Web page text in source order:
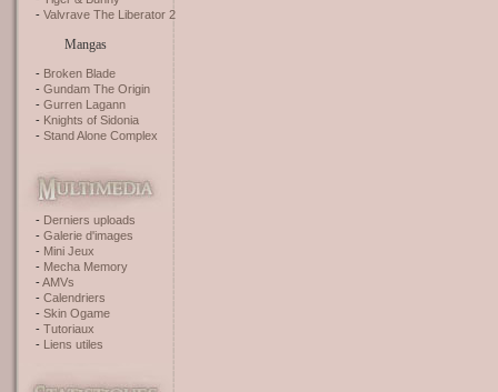
Valvrave The Liberator 2
Mangas
Broken Blade
Gundam The Origin
Gurren Lagann
Knights of Sidonia
Stand Alone Complex
Derniers uploads
Galerie d'images
Mini Jeux
Mecha Memory
AMVs
Calendriers
Skin Ogame
Tutoriaux
Liens utiles